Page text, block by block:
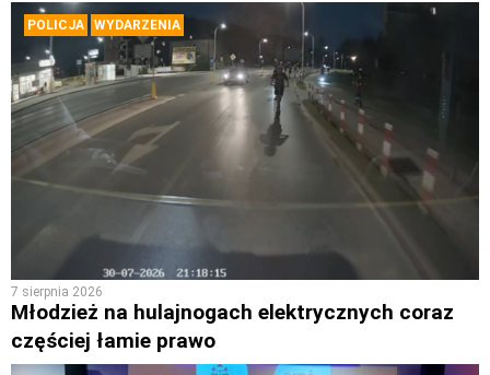
POLICJA WYDARZENIA
7 sierpnia 2026
Młodzież na hulajnogach elektrycznych coraz
częściej łamie prawo